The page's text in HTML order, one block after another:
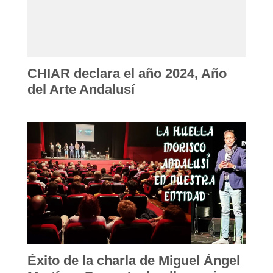
CHIAR declara el año 2024, Año
del Arte Andalusí
Éxito de la charla de Miguel Ángel